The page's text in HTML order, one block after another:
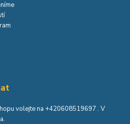
volejte na +420608519697 . V